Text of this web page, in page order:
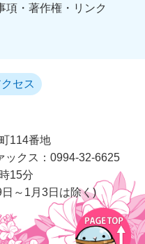
項・著作権・リンク
セス
114番地
ックス：0994-32-6625
15分
～1月3日は除く)